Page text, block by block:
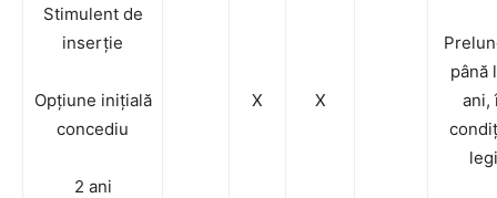
Stimulent de
inserție
Opțiune inițială
concediu
2 ani
X X
până
ani,